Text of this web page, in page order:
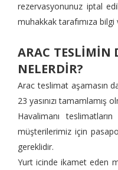
rezervasyonunuz iptal
muhakkak tarafımıza
ARAC TESLİMİN
NELERDİR?
Arac teslimat aşamasın
23 yasınızı tamamlamış
Havalimanı
müşterilerimiz için
gereklidir.
Yurt icinde ikamet eden